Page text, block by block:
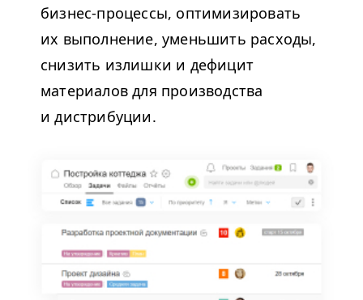
бизнес-процессы, оптимизировать
их выполнение, уменьшить расходы,
снизить излишки и дефицит
материалов для производства
и дистрибуции.